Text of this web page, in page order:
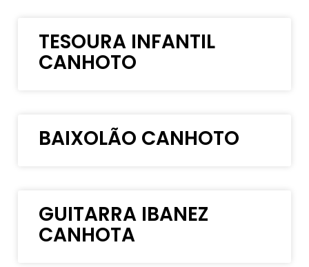
TESOURA INFANTIL
CANHOTO
BAIXOLÃO CANHOTO
GUITARRA IBANEZ
CANHOTA